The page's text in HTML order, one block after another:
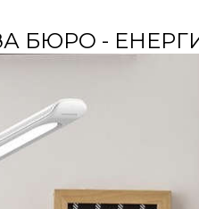
БЮРО -